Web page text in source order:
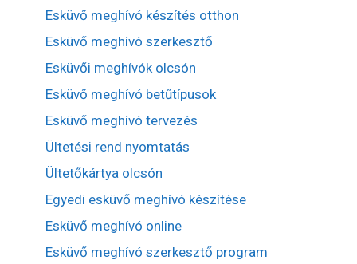
Esküvő meghívó készítés otthon
Esküvő meghívó szerkesztő
Esküvői meghívók olcsón
Esküvő meghívó betűtípusok
Esküvő meghívó tervezés
Ültetési rend nyomtatás
Ültetőkártya olcsón
Egyedi esküvő meghívó készítése
Esküvő meghívó online
Esküvő meghívó szerkesztő program